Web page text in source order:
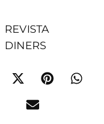
REVISTA
DINERS